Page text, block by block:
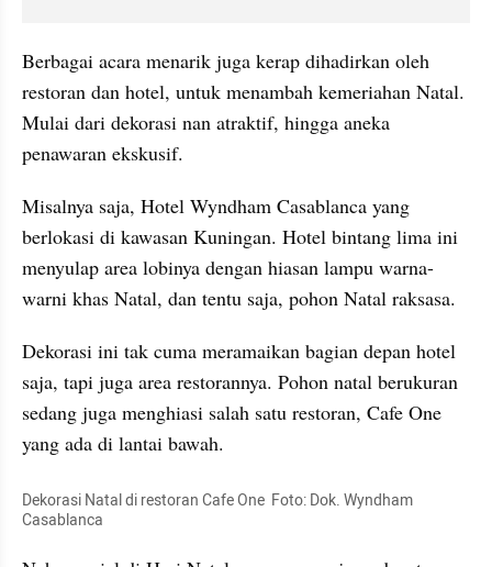
Berbagai acara menarik juga kerap dihadirkan oleh
restoran dan hotel, untuk menambah kemeriahan Natal.
Mulai dari dekorasi nan atraktif, hingga aneka
penawaran ekskusif.
Misalnya saja, Hotel Wyndham Casablanca yang
berlokasi di kawasan Kuningan. Hotel bintang lima ini
menyulap area lobinya dengan hiasan lampu warna-
warni khas Natal, dan tentu saja, pohon Natal raksasa.
Dekorasi ini tak cuma meramaikan bagian depan hotel
saja, tapi juga area restorannya. Pohon natal berukuran
sedang juga menghiasi salah satu restoran, Cafe One
yang ada di lantai bawah.
Dekorasi Natal di restoran Cafe One Foto: Dok. Wyndham
Casablanca